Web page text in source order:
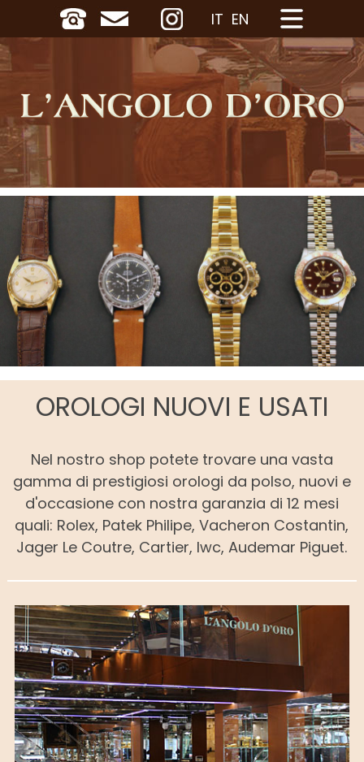
IT EN
OROLOGI NUOVI E USATI
Nel nostro shop potete trovare una vasta
gamma di prestigiosi orologi da polso, nuovi e
d'occasione con nostra garanzia di 12 mesi
quali: Rolex, Patek Philipe, Vacheron Costantin,
Jager Le Coutre, Cartier, Iwc, Audemar Piguet.